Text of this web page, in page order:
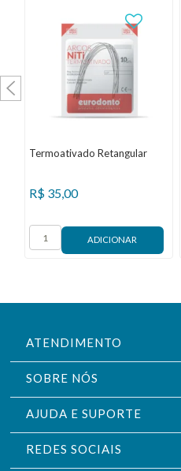
Termoativado Retangular
R$ 35,00
ATENDIMENTO
SOBRE NÓS
AJUDA E SUPORTE
REDES SOCIAIS